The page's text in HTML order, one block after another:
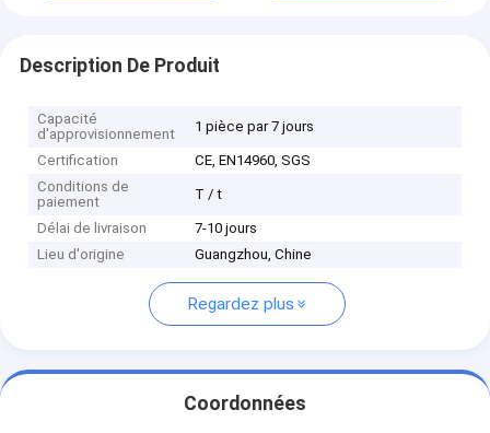
Description De Produit
Capacité
d'approvisionnement
1 pièce par 7 jours
Certification
CE, EN14960, SGS
Conditions de
paiement
T / t
Délai de livraison
7-10 jours
Lieu d'origine
Guangzhou, Chine
Regardez plus
Coordonnées